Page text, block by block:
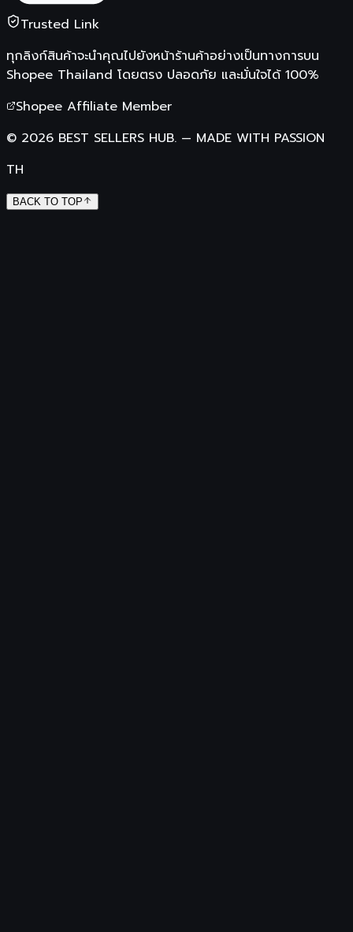
Trusted Link
ทุกลิงก์สินค้าจะนำคุณไปยังหน้าร้านค้าอย่างเป็นทางการบน
Shopee Thailand โดยตรง ปลอดภัย และมั่นใจได้ 100%
Shopee Affiliate Member
© 2026 BEST SELLERS HUB. — MADE WITH PASSION
TH
BACK TO TOP